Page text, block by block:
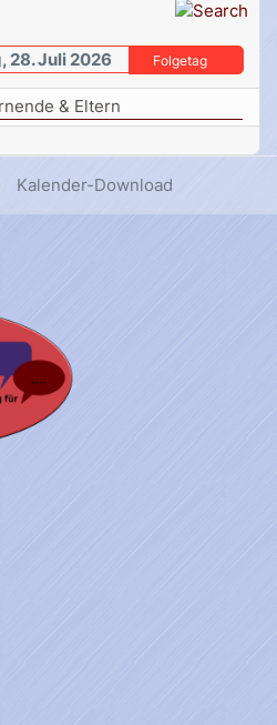
28. Juli 2026 Folgetag
& Eltern
Kalender-Download